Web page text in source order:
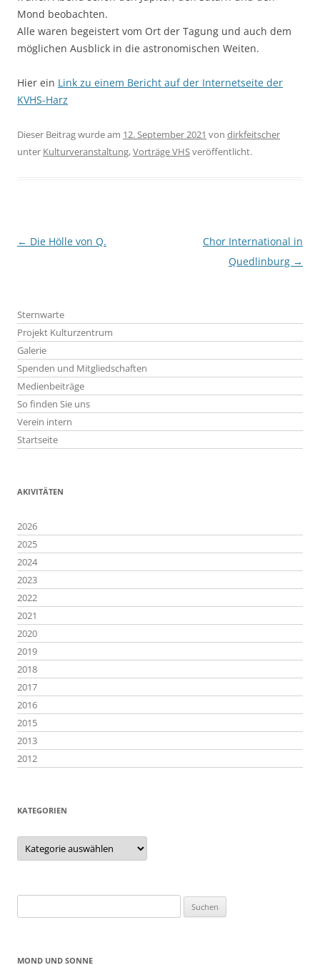
Mond beobachten.
Alle waren begeistert vom Ort der Tagung und auch dem
möglichen Ausblick in die astronomischen Weiten.
Hier ein Link zu einem Bericht auf der Internetseite der
KVHS-Harz
Dieser Beitrag wurde am 12. September 2021 von dirkfeitscher
unter Kulturveranstaltung,Vorträge VHSveröffentlicht.
Beitragsnavigation
← Die Hölle von Q.
Chor International in
Quedlinburg →
Sternwarte
Projekt Kulturzentrum
Galerie
Spenden und Mitgliedschaften
Medienbeiträge
So finden Sie uns
Verein intern
Startseite
AKIVITÄTEN
2026
2025
2024
2023
2022
2021
2020
2019
2018
2017
2016
2015
2013
2012
KATEGORIEN
Kategorien
nach:
MOND UND SONNE